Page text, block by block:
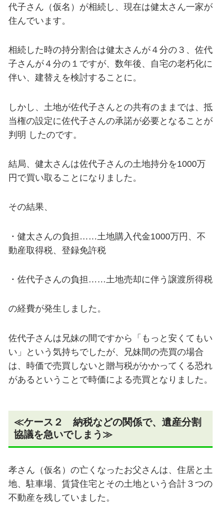
代子さん（仮名）が相続し、現在は健太さん一家が
住んでいます。
相続した時の持分割合は健太さんが４分の３、佐代
子さんが４分の１ですが、数年後、自宅の老朽化に
伴い、建替えを検討することに。
しかし、土地が佐代子さんとの共有のままでは、抵
当権の設定に佐代子さんの承諾が必要となることが
判明 したのです。
結局、健太さんは佐代子さんの土地持分を1000万
円で買い取ることになりました。
その結果、
・健太さんの負担……土地購入代金1000万円、不
動産取得税、登録免許税
・佐代子さんの負担……土地売却に伴う譲渡所得税
の経費が発生しました。
佐代子さんは兄妹の間ですから「もっと安くてもい
い」という気持ちでしたが、兄妹間の売買の場合
は、時価で売買しないと贈与税がかかってくる恐れ
があるということで時価による売買となりました。
≪ケース２ 納税などの関係で、遺産分割
協議を急いでしまう≫
孝さん（仮名）の亡くなったお父さんは、住居と土
地、駐車場、賃貸住宅とその土地という合計３つの
不動産を残していました。